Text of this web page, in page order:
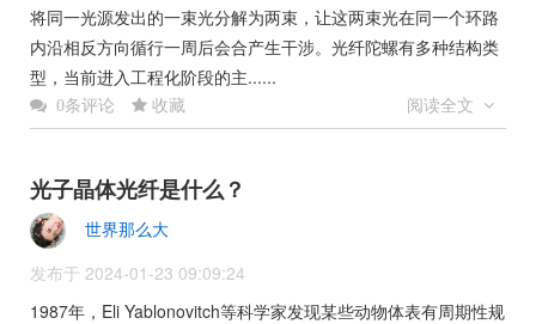
将同一光源发出的一束光分解为两束，让这两束光在同一个环路
内沿相反方向循行一周后会合产生干涉。光纤陀螺有多种结构类
型，当前进入工程化阶段的主......
0条评论 收藏 阅读全文
光子晶体光纤是什么？
世界那么大
发布于 2024-01-23 09:09:24
1987年，Eli Yablonovitch等科学家发现某些动物体表有周期性规